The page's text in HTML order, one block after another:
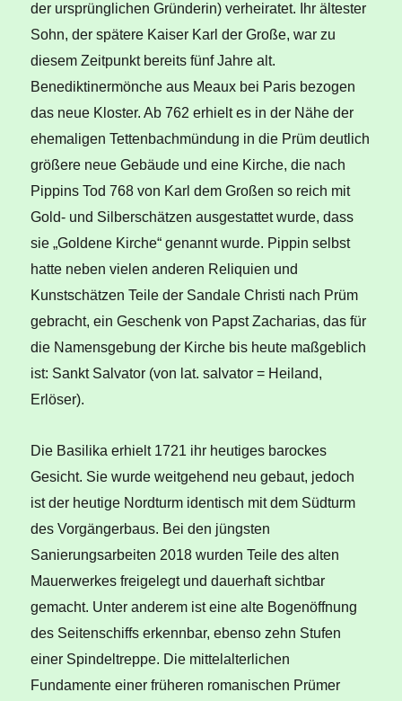
der ursprünglichen Gründerin) verheiratet. Ihr ältester
Sohn, der spätere Kaiser Karl der Große, war zu
diesem Zeitpunkt bereits fünf Jahre alt.
Benediktinermönche aus Meaux bei Paris bezogen
das neue Kloster. Ab 762 erhielt es in der Nähe der
ehemaligen Tettenbachmündung in die Prüm deutlich
größere neue Gebäude und eine Kirche, die nach
Pippins Tod 768 von Karl dem Großen so reich mit
Gold- und Silberschätzen ausgestattet wurde, dass
sie „Goldene Kirche“ genannt wurde. Pippin selbst
hatte neben vielen anderen Reliquien und
Kunstschätzen Teile der Sandale Christi nach Prüm
gebracht, ein Geschenk von Papst Zacharias, das für
die Namensgebung der Kirche bis heute maßgeblich
ist: Sankt Salvator (von lat. salvator = Heiland,
Erlöser).
Die Basilika erhielt 1721 ihr heutiges barockes
Gesicht. Sie wurde weitgehend neu gebaut, jedoch
ist der heutige Nordturm identisch mit dem Südturm
des Vorgängerbaus. Bei den jüngsten
Sanierungsarbeiten 2018 wurden Teile des alten
Mauerwerkes freigelegt und dauerhaft sichtbar
gemacht. Unter anderem ist eine alte Bogenöffnung
des Seitenschiffs erkennbar, ebenso zehn Stufen
einer Spindeltreppe. Die mittelalterlichen
Fundamente einer früheren romanischen Prümer